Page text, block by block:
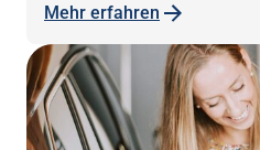
Mehr erfahren